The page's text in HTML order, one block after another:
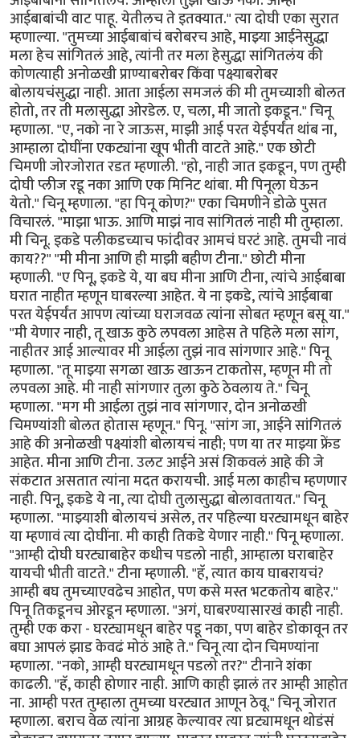
आईबाबांची वाट पाहू. येतीलच ते इतक्यात." त्या दोघी एका सुरात
म्हणाल्या. "तुमच्या आईबाबांचं बरोबरच आहे, माझ्या आईनेसुद्धा
मला हेच सांगितलं आहे, त्यांनी तर मला हेसुद्धा सांगितलंय की
कोणत्याही अनोळखी प्राण्याबरोबर किंवा पक्ष्याबरोबर
बोलायचंसुद्धा नाही. आता आईला समजलं की मी तुमच्याशी बोलत
होतो, तर ती मलासुद्धा ओरडेल. ए, चला, मी जातो इकडून." चिनू
म्हणाला. "ए, नको ना रे जाऊस, माझी आई परत येईपर्यंत थांब ना,
आम्हाला दोघींना एकट्यांना खूप भीती वाटते आहे." एक छोटी
चिमणी जोरजोरात रडत म्हणाली. "हो, नाही जात इकडून, पण तुम्ही
दोघी प्लीज रडू नका आणि एक मिनिट थांबा. मी पिनूला घेऊन
येतो." चिनू म्हणाला. "हा पिनू कोण?" एका चिमणीने डोळे पुसत
विचारलं. "माझा भाऊ. आणि माझं नाव सांगितलं नाही मी तुम्हाला.
मी चिनू. इकडे पलीकडच्याच फांदीवर आमचं घरटं आहे. तुमची नावं
काय??" "मी मीना आणि ही माझी बहीण टीना." छोटी मीना
म्हणाली. "ए पिनू, इकडे ये, या बघ मीना आणि टीना, त्यांचे आईबाबा
घरात नाहीत म्हणून घाबरल्या आहेत. ये ना इकडे, त्यांचे आईबाबा
परत येईपर्यंत आपण त्यांच्या घराजवळ त्यांना सोबत म्हणून बसू या."
"मी येणार नाही, तू खाऊ कुठे लपवला आहेस ते पहिले मला सांग,
नाहीतर आई आल्यावर मी आईला तुझं नाव सांगणार आहे." पिनू
म्हणाला. "तू माझ्या सगळा खाऊ खाऊन टाकतोस, म्हणून मी तो
लपवला आहे. मी नाही सांगणार तुला कुठे ठेवलाय ते." चिनू
म्हणाला. "मग मी आईला तुझं नाव सांगणार, दोन अनोळखी
चिमण्यांशी बोलत होतास म्हणून." पिनू. "सांग जा, आईने सांगितलं
आहे की अनोळखी पक्ष्यांशी बोलायचं नाही; पण या तर माझ्या फ्रेंड
आहेत. मीना आणि टीना. उलट आईने असं शिकवलं आहे की जे
संकटात असतात त्यांना मदत करायची. आई मला काहीच म्हणणार
नाही. पिनू, इकडे ये ना, त्या दोघी तुलासुद्धा बोलावतायत." चिनू
म्हणाला. "माझ्याशी बोलायचं असेल, तर पहिल्या घरट्यामधून बाहेर
या म्हणावं त्या दोघींना. मी काही तिकडे येणार नाही." पिनू म्हणाला.
"आम्ही दोघी घरट्याबाहेर कधीच पडलो नाही, आम्हाला घराबाहेर
यायची भीती वाटते." टीना म्हणाली. "हॅ, त्यात काय घाबरायचं?
आम्ही बघ तुमच्याएवढेच आहोत, पण कसे मस्त भटकतोय बाहेर."
पिनू तिकडूनच ओरडून म्हणाला. "अगं, घाबरण्यासारखं काही नाही.
तुम्ही एक करा - घरट्यामधून बाहेर पडू नका, पण बाहेर डोकावून तर
बघा आपलं झाड केवढं मोठं आहे ते." चिनू त्या दोन चिमण्यांना
म्हणाला. "नको, आम्ही घरट्यामधून पडलो तर?" टीनाने शंका
काढली. "हॅ, काही होणार नाही. आणि काही झालं तर आम्ही आहोत
ना. आम्ही परत तुम्हाला तुमच्या घरट्यात आणून ठेवू." चिनू जोरात
म्हणाला. बराच वेळ त्यांना आग्रह केल्यावर त्या घ्रट्यामधून थोडंसं